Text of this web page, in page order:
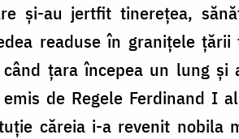
și-au jertfit tinerețea,
readuse în granițele
țara începea un lung și
de Regele Ferdinand I
căreia i-a revenit nobila